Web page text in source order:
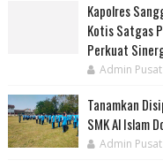
Kapolres
Kotis Satgas
Perkuat
Admin Pusat
Tanamkan
SMK Al Islam
Admin Pusat